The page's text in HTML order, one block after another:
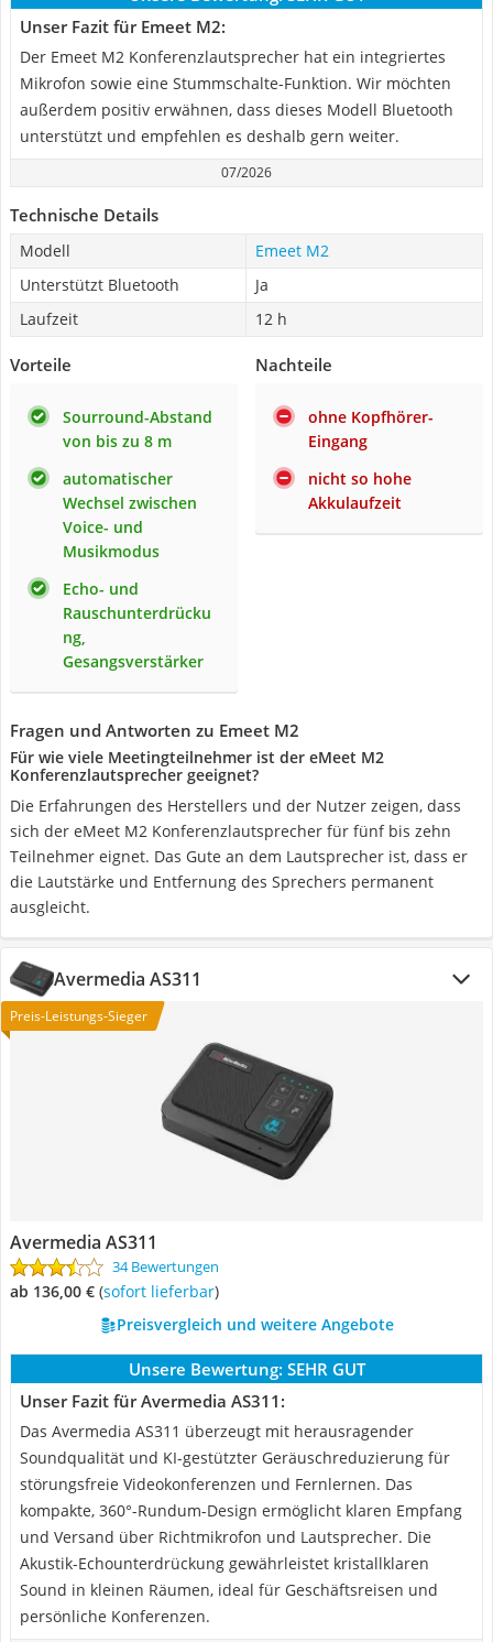
Unser Fazit für Emeet M2:
Der Emeet M2 Konferenzlautsprecher hat ein integriertes
Mikrofon sowie eine Stummschalte-Funktion. Wir möchten
außerdem positiv erwähnen, dass dieses Modell Bluetooth
unterstützt und empfehlen es deshalb gern weiter.
07/2026
Technische Details
Modell
Emeet M2
Unterstützt Bluetooth
Ja
Laufzeit
12 h
Vorteile
Sourround-Abstand
von bis zu 8 m
automatischer
Wechsel zwischen
Voice- und
Musikmodus
Echo- und
Rauschunterdrücku
ng,
Gesangsverstärker
Nachteile
ohne Kopfhörer-
Eingang
nicht so hohe
Akkulaufzeit
Fragen und Antworten zu Emeet M2
Für wie viele Meetingteilnehmer ist der eMeet M2
Konferenzlautsprecher geeignet?
Die Erfahrungen des Herstellers und der Nutzer zeigen, dass
sich der eMeet M2 Konferenzlautsprecher für fünf bis zehn
Teilnehmer eignet. Das Gute an dem Lautsprecher ist, dass er
die Lautstärke und Entfernung des Sprechers permanent
ausgleicht.
Avermedia AS311
Preis-Leistungs-Sieger
Avermedia AS311
34 Bewertungen
ab 136,00 € ( Sofort lieferbar)
Preisvergleich und weitere Angebote
Unsere Bewertung: SEHR GUT
Unser Fazit für Avermedia AS311:
Das Avermedia AS311 überzeugt mit herausragender
Soundqualität und KI-gestützter Geräuschreduzierung für
störungsfreie Videokonferenzen und Fernlernen. Das
kompakte, 360°-Rundum-Design ermöglicht klaren Empfang
und Versand über Richtmikrofon und Lautsprecher. Die
Akustik-Echounterdrückung gewährleistet kristallklaren
Sound in kleinen Räumen, ideal für Geschäftsreisen und
persönliche Konferenzen.